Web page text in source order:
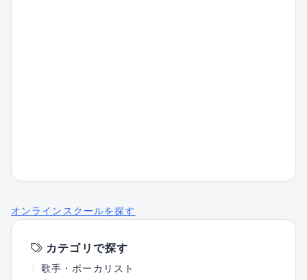
オンラインスクールを探す
カテゴリで探す
歌手・ボーカリスト